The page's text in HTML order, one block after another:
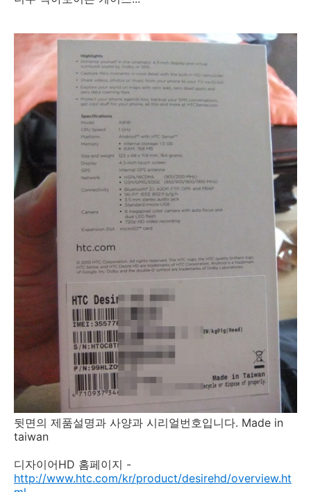
뒷면의 제품설명과 사양과 시리얼번호입니다. Made in
taiwan
디자이어HD 홈페이지 -
http://www.htc.com/kr/product/desirehd/overview.ht